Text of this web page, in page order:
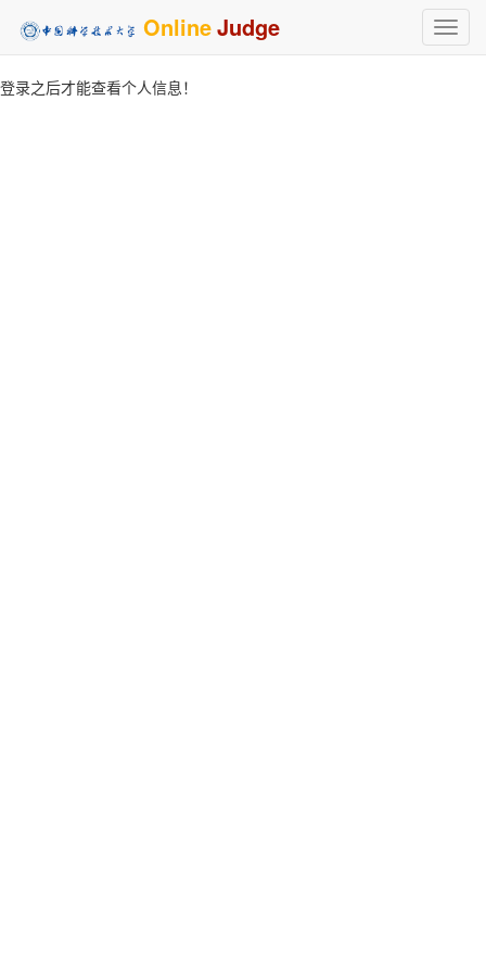
OnlineJudge
登录之后才能查看个人信息！